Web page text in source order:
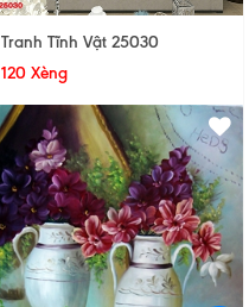
Tranh Tĩnh Vật 25030
120 Xèng